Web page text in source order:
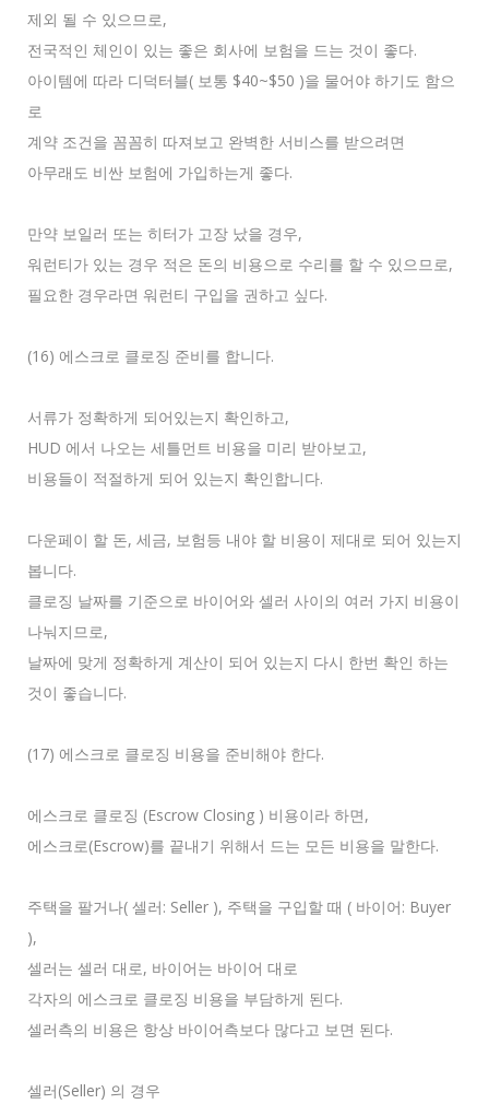
제외 될 수 있으므로,
전국적인 체인이 있는 좋은 회사에 보험을 드는 것이 좋다.
아이템에 따라 디덕터블( 보통 $40~$50 )을 물어야 하기도 함으
로
계약 조건을 꼼꼼히 따져보고 완벽한 서비스를 받으려면
아무래도 비싼 보험에 가입하는게 좋다.
만약 보일러 또는 히터가 고장 났을 경우,
워런티가 있는 경우 적은 돈의 비용으로 수리를 할 수 있으므로,
필요한 경우라면 워런티 구입을 권하고 싶다.
(16) 에스크로 클로징 준비를 합니다.
서류가 정확하게 되어있는지 확인하고,
HUD 에서 나오는 세틀먼트 비용을 미리 받아보고,
비용들이 적절하게 되어 있는지 확인합니다.
다운페이 할 돈, 세금, 보험등 내야 할 비용이 제대로 되어 있는지
봅니다.
클로징 날짜를 기준으로 바이어와 셀러 사이의 여러 가지 비용이
나눠지므로,
날짜에 맞게 정확하게 계산이 되어 있는지 다시 한번 확인 하는
것이 좋습니다.
(17) 에스크로 클로징 비용을 준비해야 한다.
에스크로 클로징 (Escrow Closing ) 비용이라 하면,
에스크로(Escrow)를 끝내기 위해서 드는 모든 비용을 말한다.
주택을 팔거나( 셀러: Seller ), 주택을 구입할 때 ( 바이어: Buyer
),
셀러는 셀러 대로, 바이어는 바이어 대로
각자의 에스크로 클로징 비용을 부담하게 된다.
셀러측의 비용은 항상 바이어측보다 많다고 보면 된다.
셀러(Seller) 의 경우